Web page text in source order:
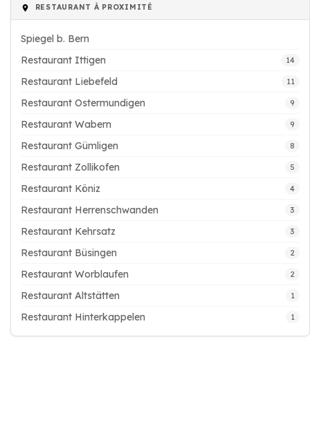
RESTAURANT À PROXIMITÉ
Spiegel b. Bern
Restaurant Ittigen
14
Restaurant Liebefeld 11
Restaurant Ostermundigen 9
Restaurant Wabern 9
Restaurant Gümligen 8
Restaurant Zollikofen 5
Restaurant Köniz 4
Restaurant Herrenschwanden 3
Restaurant Kehrsatz 3
Restaurant Büsingen 2
Restaurant Worblaufen 2
Restaurant Altstätten 1
Restaurant Hinterkappelen 1